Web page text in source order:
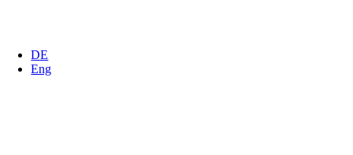
DE
Eng